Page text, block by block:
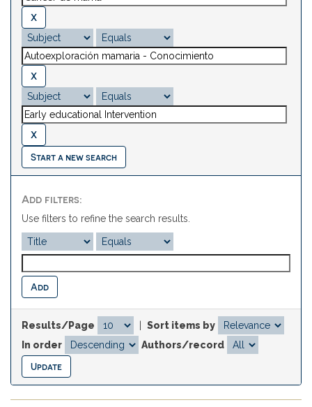
Start a new search
Add filters:
Use filters to refine the search results.
Results/Page
Sort items by
In order
Authors/record